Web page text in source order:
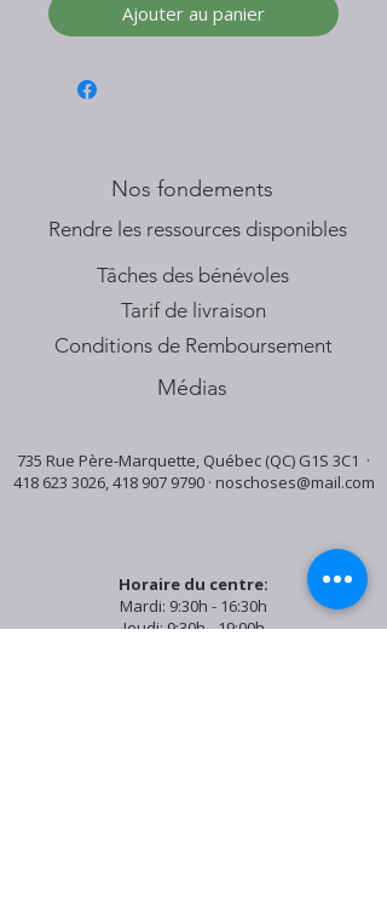
Ajouter au panier
Nos fondements
​Rendre les ressources disponibles
Tâches des bénévoles
Tarif de livraison
Conditions de Remboursement
Médias
735 Rue Père-Marquette, Québec (QC) G1S 3C1 ·
418 623 3026,418 907 9790· noschoses@mail.com
Horaire du centre:
Mardi: 9:30h - 16:30h
Jeudi: 9:30h - 19:00h